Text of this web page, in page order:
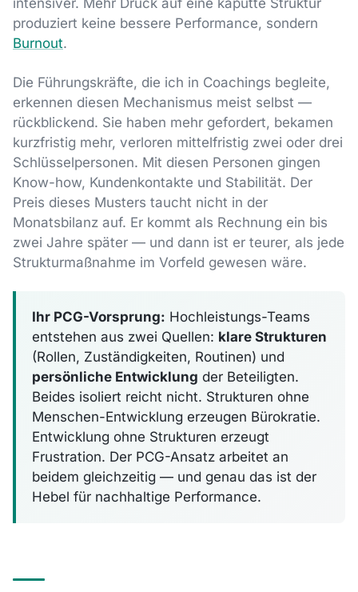
produziert keine bessere Performance, sondern
Burnout.
Die Führungskräfte, die ich in Coachings begleite,
erkennen diesen Mechanismus meist selbst —
rückblickend. Sie haben mehr gefordert, bekamen
kurzfristig mehr, verloren mittelfristig zwei oder drei
Schlüsselpersonen. Mit diesen Personen gingen
Know-how, Kundenkontakte und Stabilität. Der
Preis dieses Musters taucht nicht in der
Monatsbilanz auf. Er kommt als Rechnung ein bis
zwei Jahre später — und dann ist er teurer, als jede
Strukturmaßnahme im Vorfeld gewesen wäre.
Ihr PCG-Vorsprung: Hochleistungs-Teams
entstehen aus zwei Quellen: klare Strukturen
(Rollen, Zuständigkeiten, Routinen) und
persönliche Entwicklung der Beteiligten.
Beides isoliert reicht nicht. Strukturen ohne
Menschen-Entwicklung erzeugen Bürokratie.
Entwicklung ohne Strukturen erzeugt
Frustration. Der PCG-Ansatz arbeitet an
beidem gleichzeitig — und genau das ist der
Hebel für nachhaltige Performance.